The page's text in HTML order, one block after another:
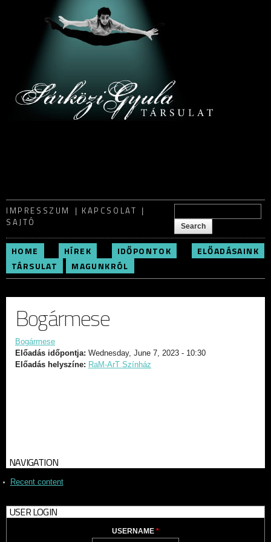
Skip to
main
content
IMPRESSZUM
KAPCSOLAT
SAJTÓ
Search form
HOME HÍREK IDŐPONTOK
ELŐADÁSAINK
TÁRSULAT
MAGUNKRÓL
Bogármese
Bogármese
Előadás időpontja: Wednesday, June 7, 2023 - 10:30
Előadás helyszíne: RaM-ArT Színház
NAVIGATION
Recent content
USER LOGIN
USERNAME *